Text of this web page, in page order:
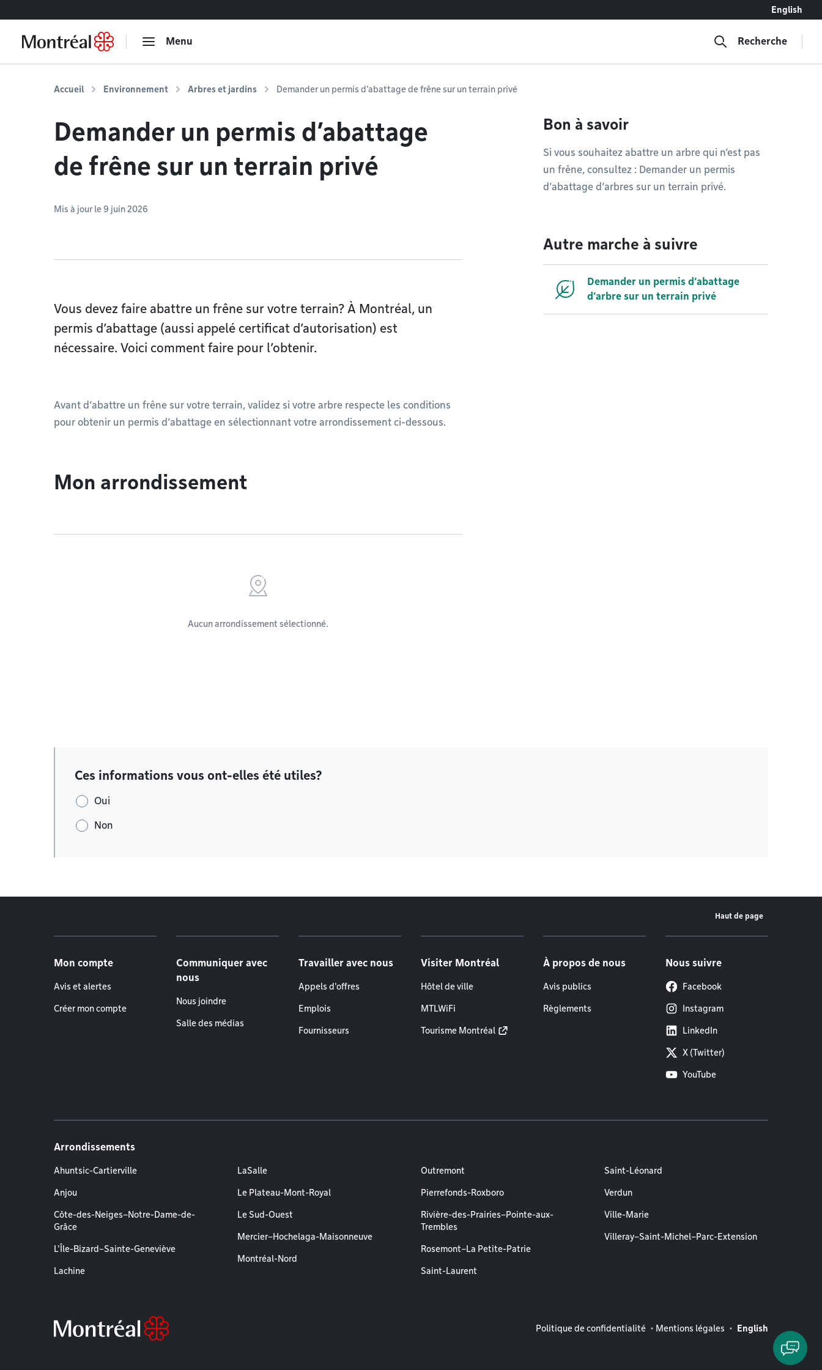
English
Menu Recherche
Accueil Environnement Arbres et jardins Demander un permis d’abattage de frêne sur un terrain privé
Demander un permis d’abattage
de frêne sur un terrain privé
Mis à jour le 9 juin 2026
Vous devez faire abattre un frêne sur votre terrain? À Montréal, un
permis d’abattage (aussi appelé certificat d’autorisation) est
nécessaire. Voici comment faire pour l’obtenir.
Avant d’abattre un frêne sur votre terrain, validez si votre arbre respecte les conditions
pour obtenir un permis d’abattage en sélectionnant votre arrondissement ci-dessous.
Mon arrondissement
Aucun arrondissement sélectionné.
Bon à savoir
Si vous souhaitez abattre un arbre qui n’est pas
un frêne, consultez : Demander un permis
d’abattage d’arbres sur un terrain privé.
Autre marche à suivre
Demander un permis d’abattage
d’arbre sur un terrain privé
Ces informations vous ont-elles été utiles?
Oui
Non
Haut de page
Mon compte
Avis et alertes
Créer mon compte
Communiquer avec
nous
Nous joindre
Salle des médias
Travailler avec nous
Appels d'offres
Emplois
Fournisseurs
Visiter Montréal
Hôtel de ville
MTLWiFi
Tourisme Montréal
À propos de nous
Avis publics
Règlements
Nous suivre
Facebook
Instagram
LinkedIn
X (Twitter)
YouTube
Arrondissements
Ahuntsic-Cartierville
Anjou
Côte-des-Neiges–Notre-Dame-de-
Grâce
L'Île-Bizard–Sainte-Geneviève
Lachine
LaSalle
Le Plateau-Mont-Royal
Le Sud-Ouest
Mercier–Hochelaga-Maisonneuve
Montréal-Nord
Outremont
Pierrefonds-Roxboro
Rivière-des-Prairies–Pointe-aux-
Trembles
Rosemont–La Petite-Patrie
Saint-Laurent
Saint-Léonard
Verdun
Ville-Marie
Villeray–Saint-Michel–Parc-Extension
Mentions légales
Politique de confidentialité Mentions légales English